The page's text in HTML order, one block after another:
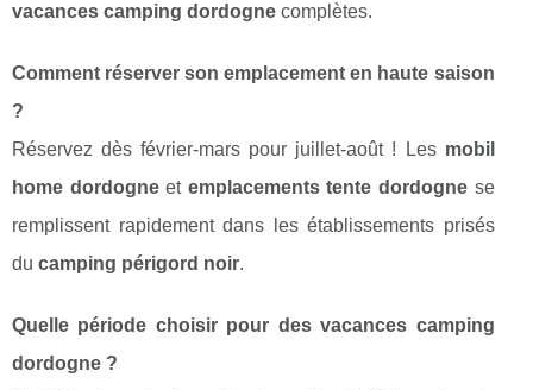
vacances camping dordogne complètes.
Comment réserver son emplacement en haute saison
?
Réservez dès février-mars pour juillet-août ! Les mobil
home dordogneet emplacements tente dordogne se
remplissent rapidement dans les établissements prisés
du camping périgord noir.
Quelle période choisir pour des vacances camping
dordogne ?